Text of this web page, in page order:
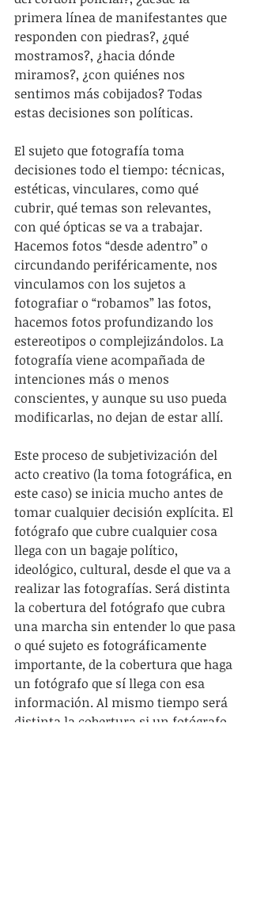
primera línea de manifestantes que
responden con piedras?, ¿qué
mostramos?, ¿hacia dónde
miramos?, ¿con quiénes nos
sentimos más cobijados? Todas
estas decisiones son políticas.
El sujeto que fotografía toma
decisiones todo el tiempo: técnicas,
estéticas, vinculares, como qué
cubrir, qué temas son relevantes,
con qué ópticas se va a trabajar.
Hacemos fotos “desde adentro” o
circundando periféricamente, nos
vinculamos con los sujetos a
fotografiar o “robamos” las fotos,
hacemos fotos profundizando los
estereotipos o complejizándolos. La
fotografía viene acompañada de
intenciones más o menos
conscientes, y aunque su uso pueda
modificarlas, no dejan de estar allí.
Este proceso de subjetivización del
acto creativo (la toma fotográfica, en
este caso) se inicia mucho antes de
tomar cualquier decisión explícita. El
fotógrafo que cubre cualquier cosa
llega con un bagaje político,
ideológico, cultural, desde el que va a
realizar las fotografías. Será distinta
la cobertura del fotógrafo que cubra
una marcha sin entender lo que pasa
o qué sujeto es fotográficamente
importante, de la cobertura que haga
un fotógrafo que sí llega con esa
información. Al mismo tiempo será
distinta la cobertura si un fotógrafo